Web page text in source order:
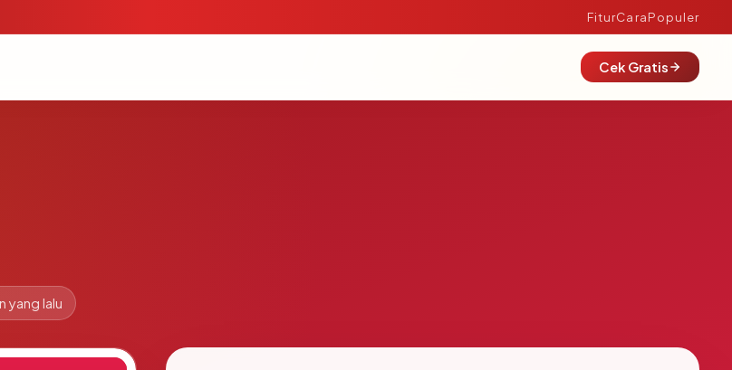
FiturCaraPopuler
Cek Gratis
yang lalu